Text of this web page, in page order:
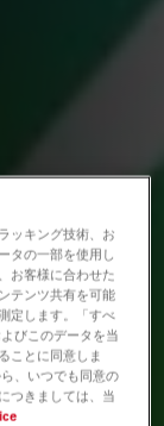
ッキング技術、お
タの一部を使用し
お客様に合わせた
テンツ共有を可能
定します。「すべ
びこのデータを当
ことに同意しま
、いつでも同意の
つきましては、当